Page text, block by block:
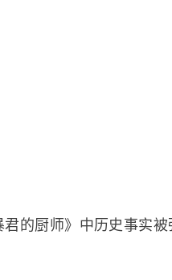
的厨师》中历史事实被